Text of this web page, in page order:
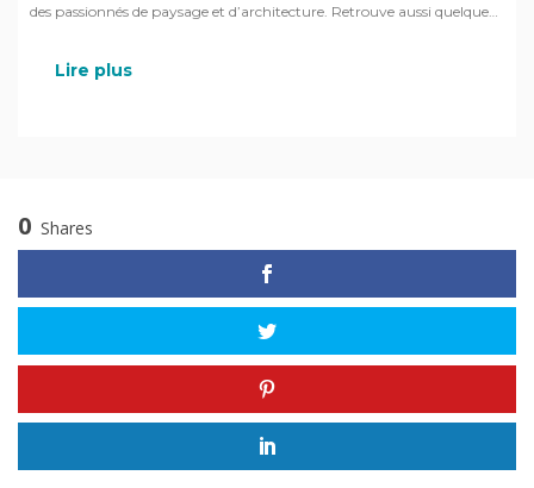
des passionnés de paysage et d’architecture. Retrouve aussi quelques
Lire plus
0 Shares